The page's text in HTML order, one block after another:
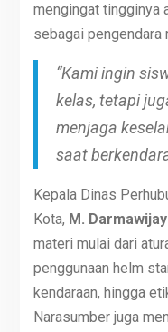
mengingat tingginya
sebagai pengendara
“Kami ingin
kelas, tetapi
menjaga
saat
Kepala Dinas
Kota, M.
materi mulai dari
penggunaan helm
kendaraan, hingga
Narasumber juga